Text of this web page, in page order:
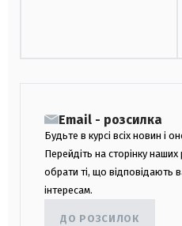
Email - розсилка
Будьте в курсі всіх новин і
Перейдіть на сторінку
обрати ті, що відповідають
інтересам.
ДО РОЗСИЛОК